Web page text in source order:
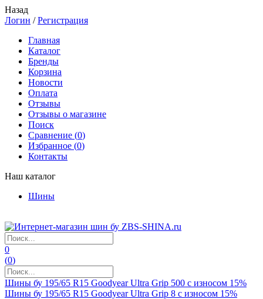
Назад
Логин /Регистрация
Главная
Каталог
Бренды
Корзина
Новости
Оплата
Отзывы
Отзывы о магазине
Поиск
Сравнение (0)
Избранное (0)
Контакты
Наш каталог
Шины
0
(0)
Шины бу 195/65 R15 Goodyear Ultra Grip 500 с износом 15%
Шины бу 195/65 R15 Goodyear Ultra Grip 8 с износом 15%